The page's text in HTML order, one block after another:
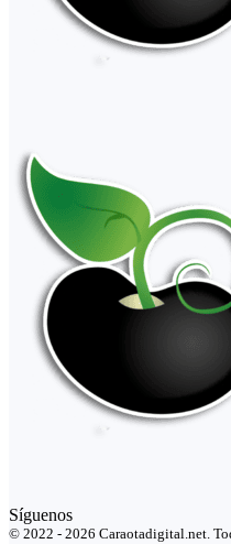
Síguenos
© 2022 - 2026 Caraotadigital.net.